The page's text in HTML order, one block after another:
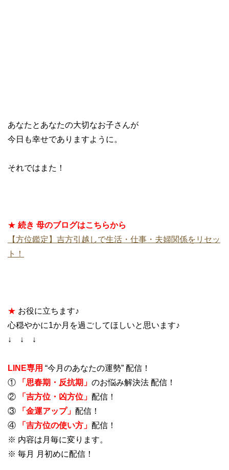
あなたとあなたの大切なお子さんが
今日も幸せでありますように。
それではまた！
★ 続き 母のブログはこちらから
【方位鑑定】吉方引越しで生活・仕事・夫婦関係をリセッ
ト！
★ お役に立ちます♪
心穏やかに1か月を過ごしてほしいと思います♪
↓ ↓ ↓
LINE専用 “今月のあなたの運勢” 配信！
①
「思春期・反抗期」 のお悩み解決法 配信！
②
「吉方位・凶方位」 配信！
③
「金運アップ」 配信！
④
「吉方位の使い方」 配信！
※ 内容は月毎に変ります。
※ 毎月 月初めに配信！